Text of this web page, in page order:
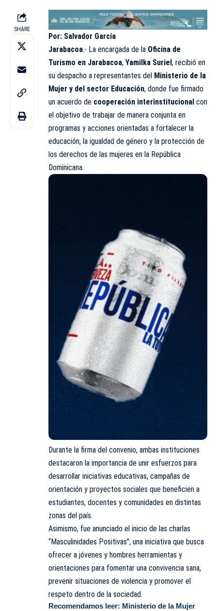
SHARE
Por: Salvador García
Jarabacoa.- La encargada de la Oficina de
Turismo en Jarabacoa, Yamilka Suriel, recibió en
su despacho a representantes del Ministerio de la
Mujer y del sector Educación, donde fue firmado
un acuerdo de cooperación interinstitucional con
el objetivo de trabajar de manera conjunta en
programas y acciones orientadas a fortalecer la
educación, la igualdad de género y la protección de
los derechos de las mujeres en la República
Dominicana.
Durante la firma del convenio, ambas instituciones
destacaron la importancia de unir esfuerzos para
desarrollar iniciativas educativas, campañas de
orientación y proyectos sociales que beneficien a
estudiantes, docentes y comunidades en distintas
zonas del país.
Asimismo, fue anunciado el inicio de las charlas
“Masculinidades Positivas”, una iniciativa que busca
ofrecer a jóvenes y hombres herramientas y
orientaciones para fomentar una convivencia sana,
prevenir situaciones de violencia y promover el
respeto dentro de la sociedad.
Recomendamos leer: Ministerio de la Mujer